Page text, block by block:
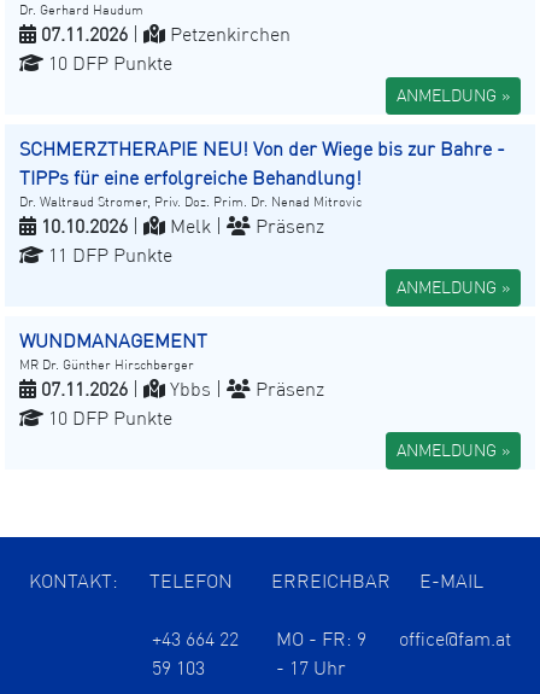
Dr. Gerhard Haudum
07.11.2026
Petzenkirchen
10 DFP Punkte
ANMELDUNG »
SCHMERZTHERAPIE NEU! Von der Wiege bis zur Bahre -
TIPPs für eine erfolgreiche Behandlung!
Dr. Waltraud Stromer, Priv. Doz. Prim. Dr. Nenad Mitrovic
10.10.2026 Melk |
Präsenz
11 DFP Punkte
ANMELDUNG »
WUNDMANAGEMENT
MR Dr. Günther Hirschberger
07.11.2026 Ybbs |
Präsenz
10 DFP Punkte
ANMELDUNG »
KONTAKT: TELEFON ERREICHBAR E-MAIL
+43 664 22
59 103
MO - FR: 9
- 17 Uhr
office@fam.at